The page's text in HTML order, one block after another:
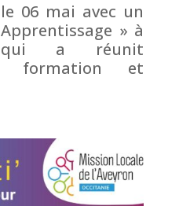
06 mai avec un
» à
qui a réunit
formation et